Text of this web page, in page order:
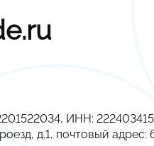
ИНН:
д.1, почтовый адрес: